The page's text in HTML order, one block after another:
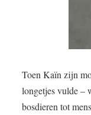
Toen Kaïn zijn
longetjes vulde –
bosdieren tot